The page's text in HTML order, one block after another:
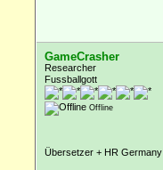
GameCrasher
Researcher
Fussballgott
Offline
Übersetzer + HR Germany